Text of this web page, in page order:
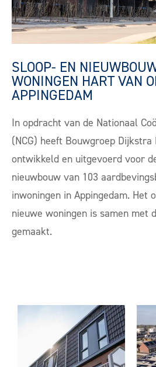
SLOOP- EN
WONINGEN HART VAN
APPINGEDAM
In opdracht van de Nationaal
(NCG) heeft Bouwgroep
ontwikkeld en uitgevoerd voor
nieuwbouw van 103
inwoningen in Appingedam. Het
nieuwe woningen is samen met
gemaakt.